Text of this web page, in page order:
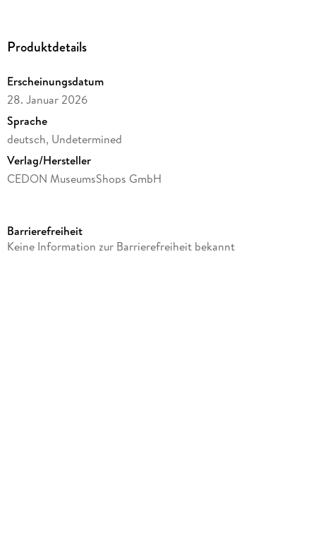
Produktdetails
Erscheinungsdatum
28. Januar 2026
Sprache
deutsch, Undetermined
Verlag/Hersteller
CEDON MuseumsShops GmbH
Gewicht
Barrierefreiheit
Keine Information zur Barrierefreiheit bekannt